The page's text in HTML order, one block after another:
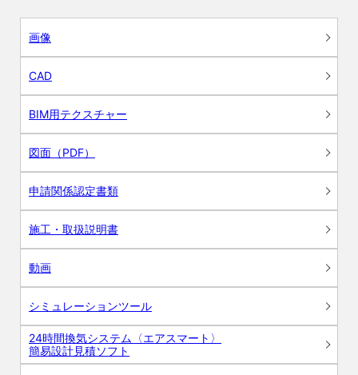
画像
CAD
BIM用テクスチャー
図面（PDF）
申請関係認定書類
施工・取扱説明書
動画
シミュレーションツール
24時間換気システム〈エアスマート〉
簡易設計見積ソフト